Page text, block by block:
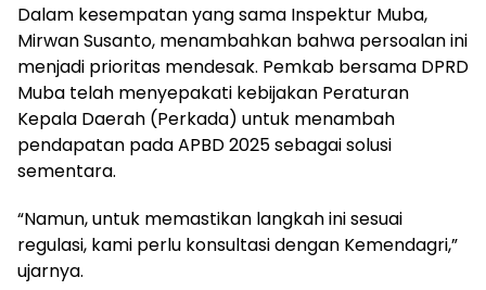
Dalam kesempatan yang sama Inspektur Muba,
Mirwan Susanto, menambahkan bahwa persoalan ini
menjadi prioritas mendesak. Pemkab bersama DPRD
Muba telah menyepakati kebijakan Peraturan
Kepala Daerah (Perkada) untuk menambah
pendapatan pada APBD 2025 sebagai solusi
sementara.
“Namun, untuk memastikan langkah ini sesuai
regulasi, kami perlu konsultasi dengan Kemendagri,”
ujarnya.